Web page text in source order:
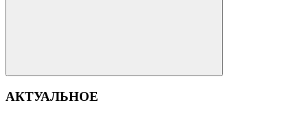
Поиск
АКТУАЛЬНОЕ